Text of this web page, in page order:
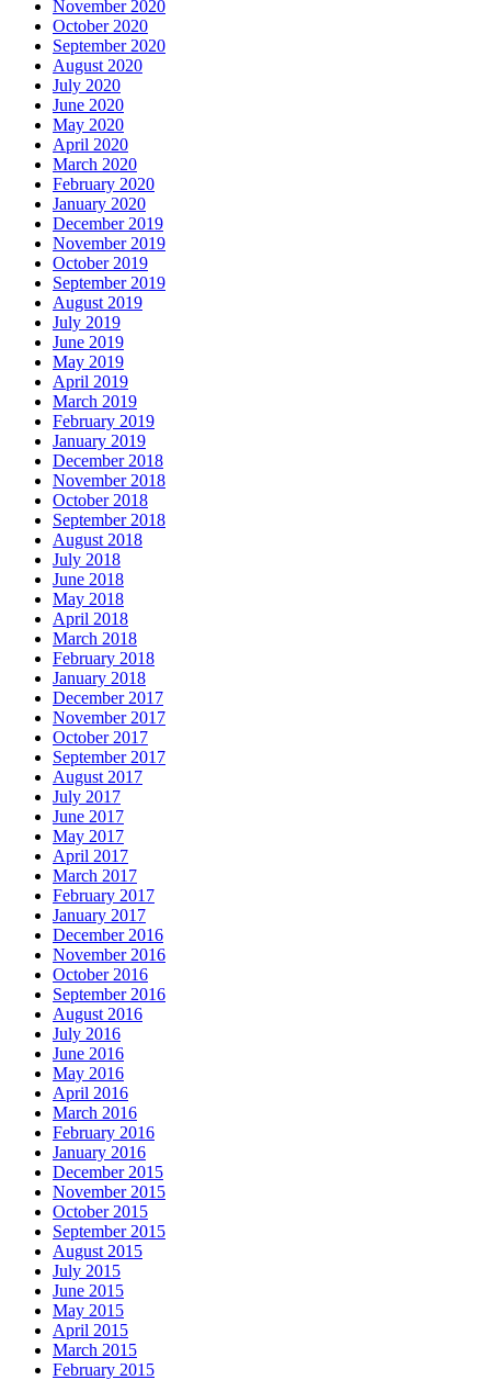
November 2020
October 2020
September 2020
August 2020
July 2020
June 2020
May 2020
April 2020
March 2020
February 2020
January 2020
December 2019
November 2019
October 2019
September 2019
August 2019
July 2019
June 2019
May 2019
April 2019
March 2019
February 2019
January 2019
December 2018
November 2018
October 2018
September 2018
August 2018
July 2018
June 2018
May 2018
April 2018
March 2018
February 2018
January 2018
December 2017
November 2017
October 2017
September 2017
August 2017
July 2017
June 2017
May 2017
April 2017
March 2017
February 2017
January 2017
December 2016
November 2016
October 2016
September 2016
August 2016
July 2016
June 2016
May 2016
April 2016
March 2016
February 2016
January 2016
December 2015
November 2015
October 2015
September 2015
August 2015
July 2015
June 2015
May 2015
April 2015
March 2015
February 2015